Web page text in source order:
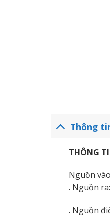
Thông
THÔNG
Nguồn
. Nguồn
. Nguồn